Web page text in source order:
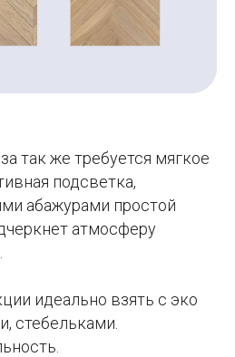
так же требуется мягкое
подсветка,
абажурами простой
атмосферу
идеально взять с эко
стебельками.